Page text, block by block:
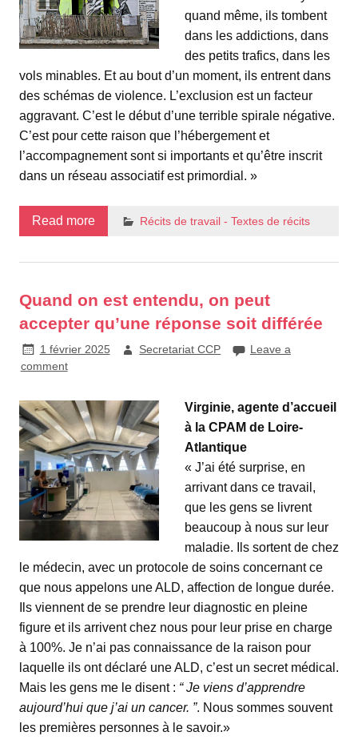
quand même, ils tombent
dans les addictions, dans
des petits trafics, dans les
vols minables. Et au bout d’un moment, ils entrent dans
des schémas de violence. L’exclusion est un facteur
aggravant. C’est le début d’une terrible spirale négative.
C’est pour cette raison que l’hébergement et
l’accompagnement sont si importants et qu’être inscrit
dans un réseau associatif est primordial. »
Read more Récits de travail - Textes de récits
Quand on est entendu, on peut
accepter qu’une réponse soit différée
1 février 2025 Secretariat CCP
Leave a
comment
Virginie, agente d’accueil
à la CPAM de Loire-
Atlantique
« J’ai été surprise, en
arrivant dans ce travail,
que les gens se livrent
beaucoup à nous sur leur
maladie. Ils sortent de chez
le médecin, avec un protocole de soins concernant ce
que nous appelons une ALD, affection de longue durée.
Ils viennent de se prendre leur diagnostic en pleine
figure et ils arrivent chez nous pour leur prise en charge
à 100%. Je n’ai pas connaissance de la raison pour
laquelle ils ont déclaré une ALD, c’est un secret médical.
Mais les gens me le disent : “ Je viens d’apprendre
aujourd’hui que j’ai un cancer. ”. Nous sommes souvent
les premières personnes à le savoir.»